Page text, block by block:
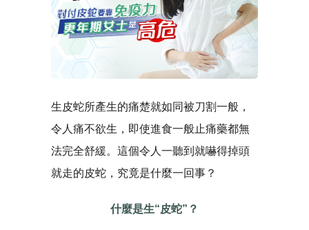
生皮蛇所產生的痛楚就如同被刀割一般，
令人痛不欲生，即使進食一般止痛藥都無
法完全舒緩。這個令人一聽到就嚇得掉頭
就走的皮蛇，究竟是什麼一回事？
什麼是生“皮蛇”？